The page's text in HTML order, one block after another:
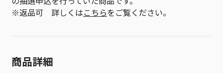
※返品可 詳しくはこちらをご覧ください。
商品詳細